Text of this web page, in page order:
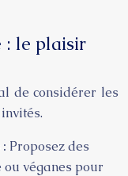
le plaisir
de considérer les
Proposez des
ou véganes pour